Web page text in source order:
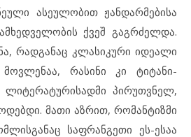
ასეულობით ჟანდარმებისა
ქვეშ გაგრძელდა.
რადგანაც კლასიკური იდეალი
რასინი კი ტიტანი-
ლიტერატურისადმი პირუთვნელ,
მათი აზრით, რომანტიზმი
საფრანგეთი ეს-ესაა